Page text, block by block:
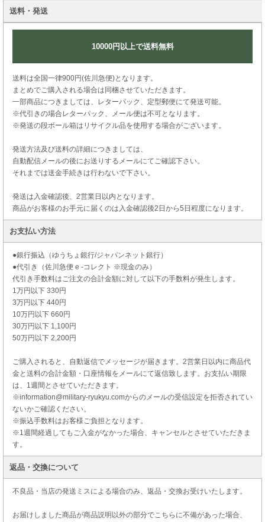
送料・発送
10000円以上で送料無料
送料は全国一律900円(佐川急便)となります。
まとめでご購入される場合は同梱させていただきます。
一部商品につきましては、レターパック、定型郵便にて発送可能。
※代引きの場合レターパック、メール便は不可となります。
※発送の段ボール箱はリサイクル品を使用する場合がございます。
発送方法及び送料の詳細につきましては、
自動配信メールの後にお送りするメールにてご確認下さい。
それまでは送金手続きは行わないで下さい。
発送は入金確認後、2営業日以内となります。
商品がお客様のお手元に届くのは入金確認後2日から5日程度になります。
お支払い方法
●銀行振込（ゆうちょ銀行/ジャパンネット銀行）
●代引き（佐川急便 e -コレクト ※現金のみ）
代引き手数料はご注文の合計金額に対して以下の手数料が発生します。
1万円以下 330円
3万円以下 440円
10万円以下 660円
30万円以下 1,100円
50万円以下 2,200円
ご購入されると、自動返信でメッセージが届きます。2営業日以内に商品代
金と送料の合計金額・口座情報をメールにて返信致します。お支払い期限
は、1週間とさせていただきます。
※information@military-ryukyu.comからのメールの受信設定を拒否されてい
ないかご確認ください。
※振込手数料はお客様ご負担となります。
※1週間経過してもご入金がなかった場合、キャンセルとさせていただきま
す。
返品・交換について
不良品・当店の発送ミスによる場合のみ、返品・交換お受けいたします。
お届けしました商品が商品説明以外の部分でこちらに不備があった場合、